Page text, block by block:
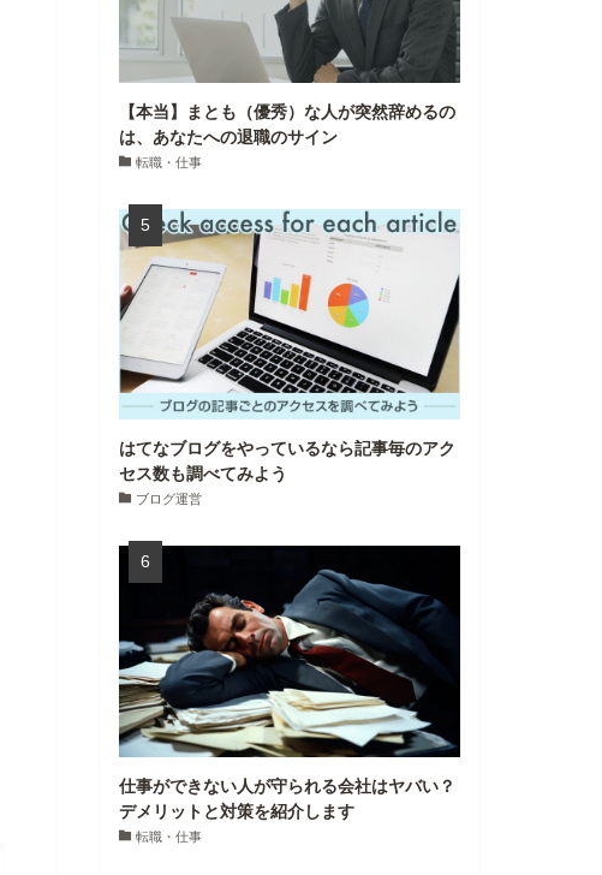
【本当】まとも（優秀）な人が突然辞めるの
は、あなたへの退職のサイン
転職・仕事
はてなブログをやっているなら記事毎のアク
セス数も調べてみよう
ブログ運営
仕事ができない人が守られる会社はヤバい？
デメリットと対策を紹介します
転職・仕事